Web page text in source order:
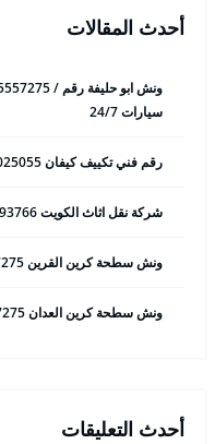
أحدث المقالات
سيارات 24/7
رقم فني تكييف كيفان 98025055 فني تكييف مركزي 24 ساعة
شركة نقل اثاث الكويت 50993766 هاف لوري وانيت نقل عفش
ونش سطحة كرين القرين 65557275 ونش سحب وانقاذ سيارات
ونش سطحة كرين العدان 65557275 ونش سحب وانقاذ سيارات
أحدث التعليقات